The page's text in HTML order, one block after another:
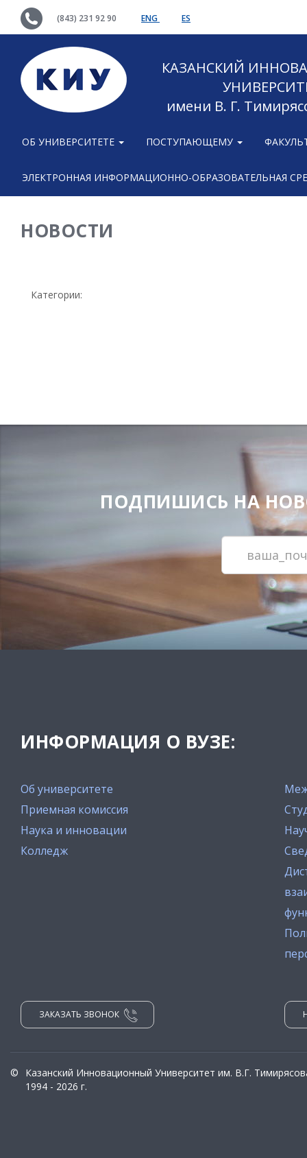
(843) 231 92 90 ENG ES
КАЗАНСКИЙ
имени В. Г.
ОБ УНИВЕРСИТЕТЕ ПОСТУПАЮЩЕМУ
ЭЛЕКТРОННАЯ ИНФОРМАЦИОННО-ОБРАЗОВАТЕЛЬНАЯ
НОВОСТИ
Категории:
ПОДПИШИСЬ НА
ИНФОРМАЦИЯ О ВУЗЕ:
Об университете
Приемная комиссия
Наука и инновации
Колледж
ЗАКАЗАТЬ ЗВОНОК
©
Казанский Инновационный Университет им. В.Г.
1994 - 2026 г.